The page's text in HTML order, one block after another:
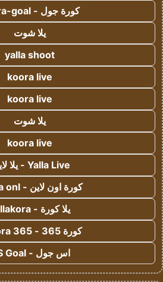
كورة جول - koora-goal
يلا شوت
yalla shoot
koora live
koora live
يلا شوت
koora live
Yalla Live - يلا لايف
كورة اون لاين - koora onl
يلا كورة - yallakora
كورة 365 - kooora 365
اس جول - AS Goal